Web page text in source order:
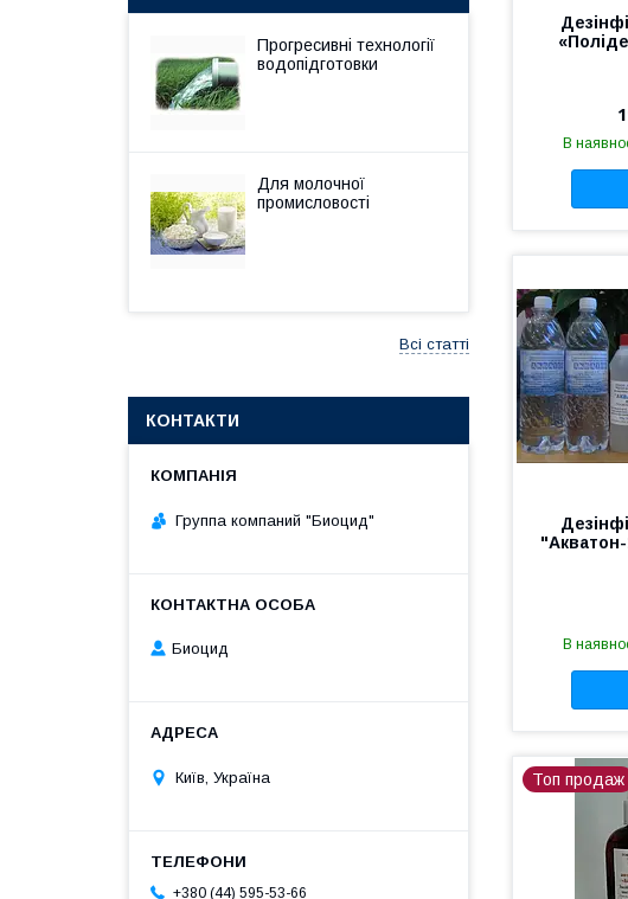
В
В
Топ продаж
Прогресивні технології
водопідготовки
Для молочної
промисловості
Всі статті
КОНТАКТИ
Группа компаний "Биоцид"
Биоцид
Київ, Україна
+380 (44) 595-53-66